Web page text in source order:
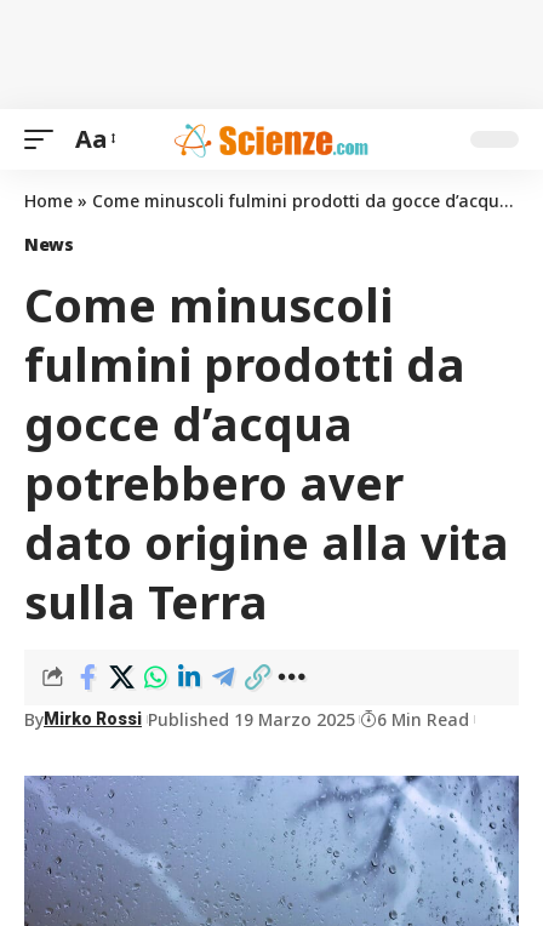
Aa
Home » Come minuscoli fulmini prodotti da gocce d’acqua potrebbero aver dato origine alla vita sulla Terra
News
Come minuscoli
fulmini prodotti da
gocce d’acqua
potrebbero aver
dato origine alla vita
sulla Terra
ByMirko Rossi Published 19 Marzo 2025 6 Min Read